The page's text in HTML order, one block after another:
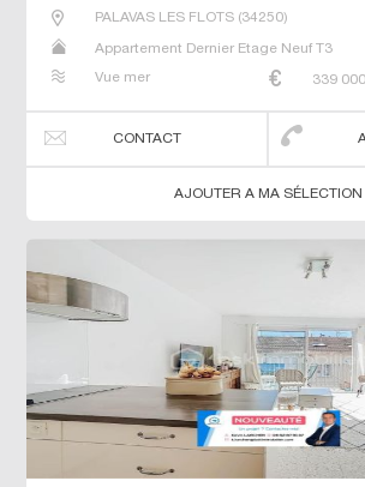
PALAVAS LES FLOTS(34250)
Appartement Dernier Etage Neuf T3
Vue mer 339 000
CONTACT
AJOUTER A MA SÉLECTION